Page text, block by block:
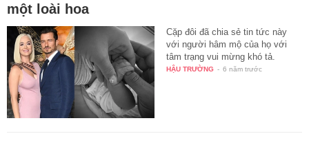
một loài hoa
Cặp đôi đã chia sẻ tin tức này
với người hâm mộ của họ với
tâm trạng vui mừng khó tả.
HẬU TRƯỜNG - 6 năm trước